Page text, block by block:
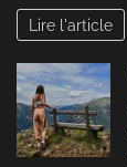
Lire l'article